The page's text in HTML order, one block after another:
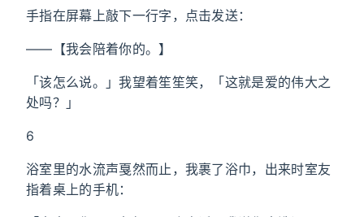
手指在屏幕上敲下一行字，点击发送：
——【我会陪着你的。】
「该怎么说。」我望着笙笙笑，「这就是爱的伟大之
处吗？」
6
浴室里的水流声戛然而止，我裹了浴巾，出来时室友
指着桌上的手机：